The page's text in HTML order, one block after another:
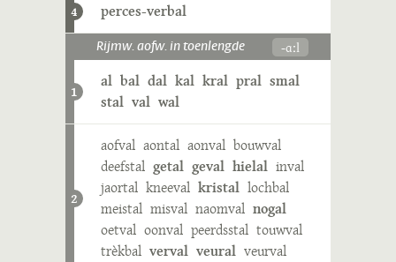
4 perces-verbal
Rijmw. aofw. in toenlengde -ɑːl
1
al bal dal kal kral pral smal
stal val wal
2
aofval aontal aonval bouwval
deefstal getal geval hielal inval
jaortal kneeval kristal lochbal
meistal misval naomval nogal
oetval oonval peerdsstal touwval
trèkbal verval veural veurval